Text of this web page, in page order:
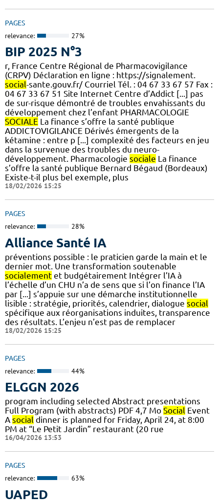
PAGES
relevance: 27%
BIP 2025 N°3
r, France Centre Régional de Pharmacovigilance
(CRPV) Déclaration en ligne : https://signalement.
social-sante.gouv.fr/ Courriel Tél. : 04 67 33 67 57 Fax :
04 67 33 67 51 Site Internet Centre d’Addict [...] pas
de sur-risque démontré de troubles envahissants du
développement chez l’enfant PHARMACOLOGIE
SOCIALE La finance s’offre la santé publique
ADDICTOVIGILANCE Dérivés émergents de la
kétamine : entre p [...] complexité des facteurs en jeu
dans la survenue des troubles du neuro-
développement. Pharmacologie sociale La finance
s’offre la santé publique Bernard Bégaud (Bordeaux)
Existe-t-il plus bel exemple, plus
18/02/2026 15:25
PAGES
relevance: 28%
Alliance Santé IA
préventions possible : le praticien garde la main et le
dernier mot. Une transformation soutenable
socialement et budgétairement Intégrer l’IA à
l’échelle d’un CHU n’a de sens que si l’on finance l’IA
par [...] s’appuie sur une démarche institutionnelle
lisible : stratégie, priorités, calendrier, dialogue social
spécifique aux réorganisations induites, transparence
des résultats. L’enjeu n’est pas de remplacer
18/02/2026 15:25
PAGES
relevance: 44%
ELGGN 2026
program including selected Abstract presentations
Full Program (with abstracts) PDF 4,7 Mo Social Event
A social dinner is planned for Friday, April 24, at 8:00
PM at “Le Petit Jardin” restaurant (20 rue
16/04/2026 13:53
PAGES
relevance: 63%
UAPED